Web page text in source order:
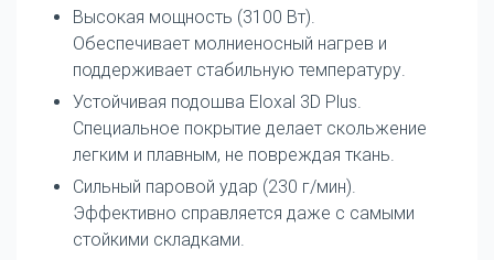
Высокая мощность (3100 Вт).
Обеспечивает молниеносный нагрев и
поддерживает стабильную температуру.
Устойчивая подошва Eloxal 3D Plus.
Специальное покрытие делает скольжение
легким и плавным, не повреждая ткань.
Сильный паровой удар (230 г/мин).
Эффективно справляется даже с самыми
стойкими складками.